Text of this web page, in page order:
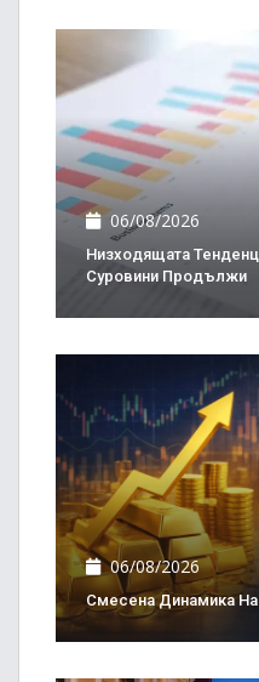
06/08/2026
Низходящата
Суровини Продължи
06/08/2026
Смесена Динамика На